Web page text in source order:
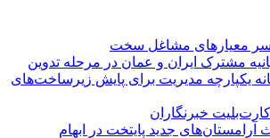
سر معیارهای مشاغل سخت
مشترک ایران و عمان در مرحله تدوین
یکپارچه مدیریت برای پایش زیرساخت‌های
کارت‌بلیت خبرنگاران
جدید پایتخت در ابهام